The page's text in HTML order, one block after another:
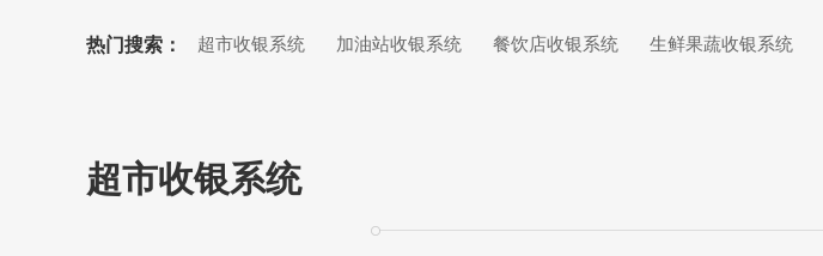
热门搜索： 超市收银系统 加油站收银系统 餐饮店收银系统 生鲜果蔬收银系统
超市收银系统